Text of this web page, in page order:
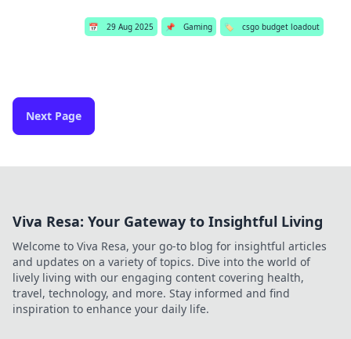
📅 29 Aug 2025 📌 Gaming 🏷️ csgo budget loadout
Next Page
Viva Resa: Your Gateway to Insightful Living
Welcome to Viva Resa, your go-to blog for insightful articles
and updates on a variety of topics. Dive into the world of
lively living with our engaging content covering health,
travel, technology, and more. Stay informed and find
inspiration to enhance your daily life.